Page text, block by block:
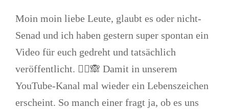
Moin moin liebe Leute, glaubt es oder nicht-
Senad und ich haben gestern super spontan ein
Video für euch gedreht und tatsächlich
veröffentlicht. 🤷‍♀️🙈 Damit in unserem
YouTube-Kanal mal wieder ein Lebenszeichen
erscheint. So manch einer fragt ja, ob es uns